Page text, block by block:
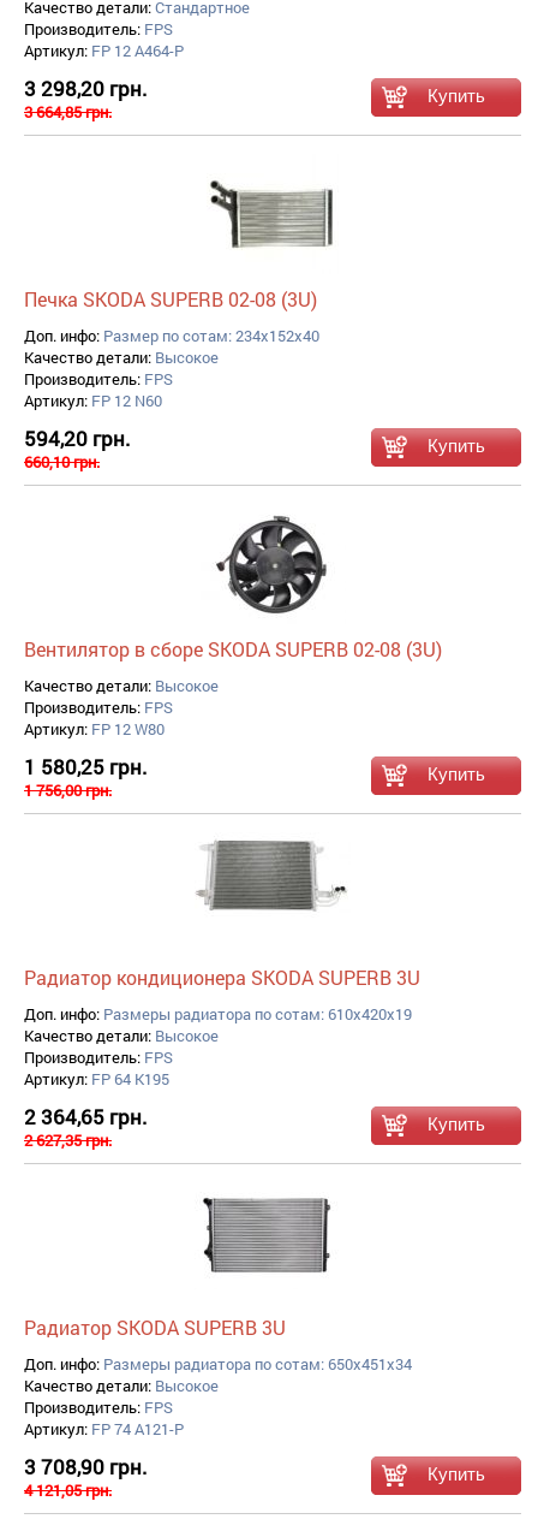
Качество детали:Стандартное
Производитель: FPS
Артикул: FP 12 A464-P
3 298,20 грн.
3 664,85 грн.
Печка SKODA SUPERB 02-08 (3U)
Доп. инфо: Размер по сотам: 234x152x40
Качество детали: Высокое
Производитель: FPS
Артикул: FP 12 N60
594,20 грн.
660,10 грн.
Вентилятор в сборе SKODA SUPERB 02-08 (3U)
Качество детали: Высокое
Производитель: FPS
Артикул: FP 12 W80
1 580,25 грн.
1 756,00 грн.
Радиатор кондиционера SKODA SUPERB 3U
Доп. инфо: Размеры радиатора по сотам: 610x420x19
Качество детали: Высокое
Производитель: FPS
Артикул: FP 64 K195
2 364,65 грн.
2 627,35 грн.
Радиатор SKODA SUPERB 3U
Доп. инфо: Размеры радиатора по сотам: 650x451x34
Качество детали: Высокое
Производитель: FPS
Артикул: FP 74 A121-P
3 708,90 грн.
4 121,05 грн.